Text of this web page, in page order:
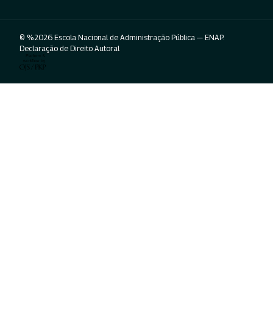
© %2026 Escola Nacional de Administração Pública — ENAP.
Declaração de Direito Autoral